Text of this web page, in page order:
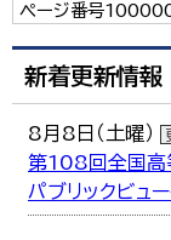
ページ番号
新着更新情報
8月8日（土曜）
第108回全国高
パブリックビュ